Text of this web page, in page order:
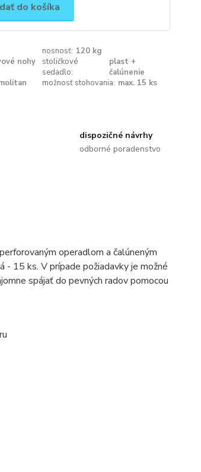
do košíka
nosnosť: 120 kg
nohy
stoličkové
sedadlo:
plast +
čalúnenie
možnosť stohovania: max. 15 ks
dispozičné návrhy
odborné poradenstvo
operadlom a čalúneným
15 ks. V prípade požiadavky je možné
spájať do pevných radov pomocou